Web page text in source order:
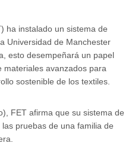
ha instalado un sistema de
Universidad de Manchester
esto desempeñará un papel
materiales avanzados para
sostenible de los textiles.
FET afirma que su sistema de
pruebas de una familia de